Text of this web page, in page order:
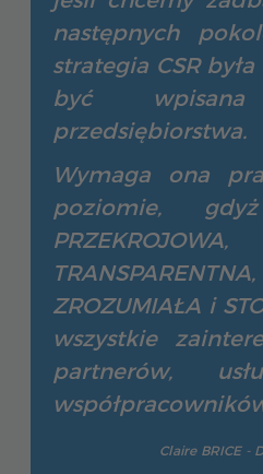
następnych
strategia CSR
być
przedsiębiorstwa.
Wymaga ona
poziomie,
PRZEKROJOWA,
ZROZUMIAŁA i
wszystkie
partnerów,
Claire BRICE -